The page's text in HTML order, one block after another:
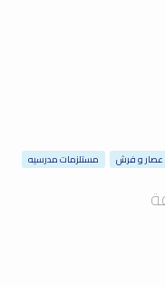
عصار و فرش مستلزمات مدرسيه